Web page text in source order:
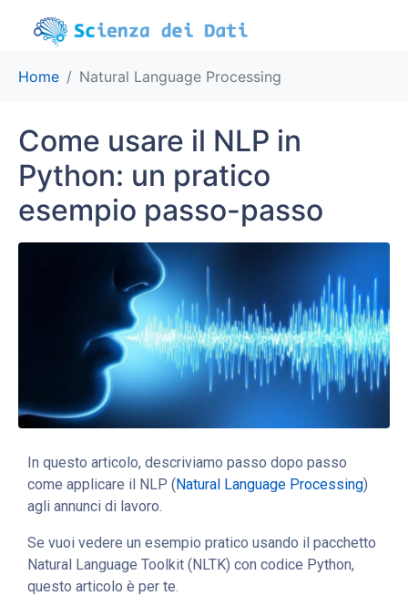
Home Natural Language Processing
Come usare il NLP in
Python: un pratico
esempio passo-passo
In questo articolo, descriviamo passo dopo passo
come applicare il NLP (Natural Language Processing)
agli annunci di lavoro.
Se vuoi vedere un esempio pratico usando il pacchetto
Natural Language Toolkit (NLTK) con codice Python,
questo articolo è per te.